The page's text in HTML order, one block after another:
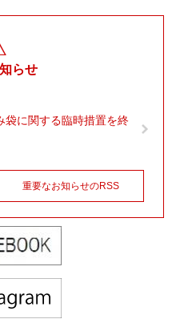
らせ
袋に関する臨時措置を終
重要なお知らせのRSS